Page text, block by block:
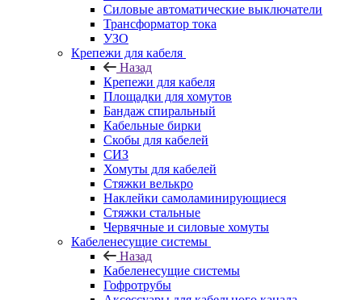
Силовые автоматические выключатели
Трансформатор тока
УЗО
Крепежи для кабеля
Назад
Крепежи для кабеля
Площадки для хомутов
Бандаж спиральный
Кабельные бирки
Cкобы для кабелей
СИЗ
Хомуты для кабелей
Стяжки велькро
Наклейки самоламинирующиеся
Стяжки стальные
Червячные и силовые хомуты
Кабеленесущие системы
Назад
Кабеленесущие системы
Гофротрубы